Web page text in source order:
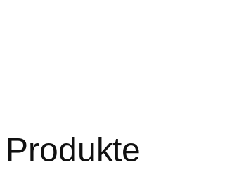
Produkte